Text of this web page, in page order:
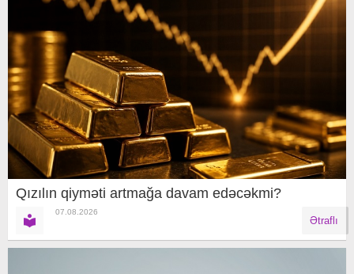
Qızılın qiyməti artmağa davam edəcəkmi?
07.08.2026
Ətraflı